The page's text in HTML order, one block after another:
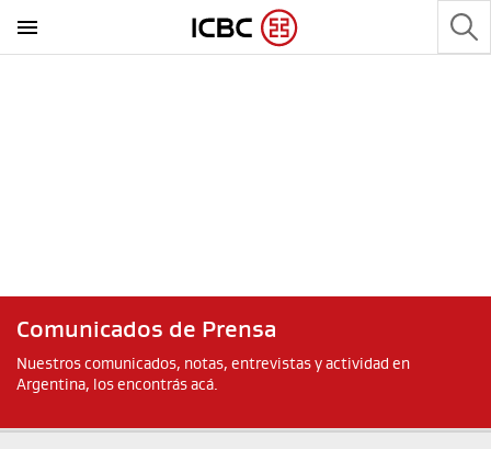
Comunicados de Prensa
Nuestros comunicados, notas, entrevistas y actividad en
Argentina, los encontrás acá.